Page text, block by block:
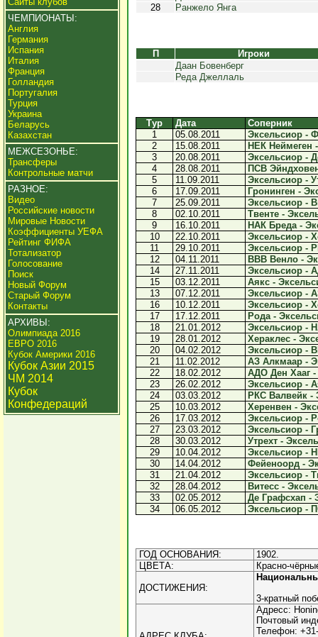
ЧЕМПИОНАТЫ:
Англия
Германия
Испания
Италия
Франция
Голландия
Португалия
Турция
Украина
Беларусь
Казахстан
МЕЖСЕЗОНЬЕ:
Трансферы
Контрольные матчи
РАЗНОЕ:
Видео
Российские новости
Мировые Новости
Коэффициенты УЕФА
Рейтинг ФИФА
Тотализатор
Голосование
Поиск
Новый Форум
Старый Форум
Контакты
АРХИВЫ:
Олимпиада 2016
ЕВРО 2016
Кубок Америки 2016
Кубок Азии 2015
ЧМ 2014
Кубок
Конфедераций
28
Ранжело Янга
П
Игроки
Даан Бовенберг
Реда Джеллаль
Тур Дата
Соперник
1
05.08.2011
Эксельсиор -
2
15.08.2011
НЕК Неймеген
3
20.08.2011
Эксельсиор -
4
28.08.2011
ПСВ
5
11.09.2011
Эксельсиор -
6
17.09.2011
Гронинген -
7
25.09.2011
Эксельсиор -
8
02.10.2011
Твенте -
9
16.10.2011
НАК Бреда -
10
22.10.2011
Эксельсиор -
11
29.10.2011
Эксельсиор -
12
04.11.2011
ВВВ Венло -
14
27.11.2011
Эксельсиор -
15
03.12.2011
Аякс -
13
07.12.2011
Эксельсиор -
16
10.12.2011
Эксельсиор -
17
17.12.2011
Рода -
18
21.01.2012
Эксельсиор -
19
28.01.2012
Хераклес -
20
04.02.2012
Эксельсиор -
21
11.02.2012
АЗ Алкмаар -
22
18.02.2012
АДО Ден Хааг -
23
26.02.2012
Эксельсиор -
24
03.03.2012
РКС Валвейк -
25
10.03.2012
Херенвен -
26
17.03.2012
Эксельсиор -
27
23.03.2012
Эксельсиор -
28
30.03.2012
Утрехт -
29
10.04.2012
Эксельсиор -
30
14.04.2012
Фейеноорд -
31
21.04.2012
Эксельсиор -
32
28.04.2012
Витесс -
33
02.05.2012
Де Графсхап -
34
06.05.2012 Эксельсиор -
ГОД ОСНОВАНИЯ:
1902.
ЦВЕТА:
Красно-
ДОСТИЖЕНИЯ:
3-кратный
Адресс:
Почтовый
Телефон: